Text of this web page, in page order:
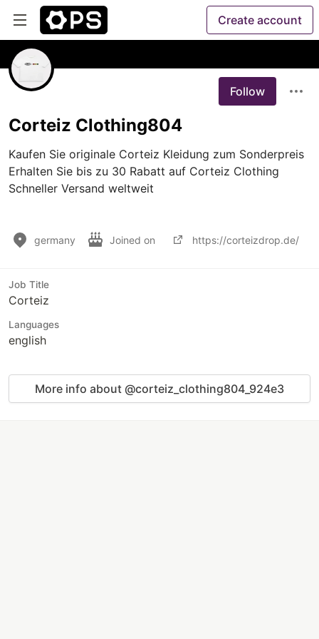
Create account
Follow
Corteiz Clothing804
Kaufen Sie originale Corteiz Kleidung zum Sonderpreis
Erhalten Sie bis zu 30 Rabatt auf Corteiz Clothing
Schneller Versand weltweit
germany Joined on https://corteizdrop.de/
Job Title
Corteiz
Languages
english
More info about @corteiz_clothing804_924e3